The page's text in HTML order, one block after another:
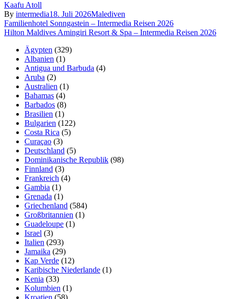
Kaafu Atoll
By intermedia18. Juli 2026Malediven
Beitragsnavigation
Familienhotel Sonngastein – Intermedia Reisen 2026
Hilton Maldives Amingiri Resort & Spa – Intermedia Reisen 2026
Ägypten (329)
Albanien (1)
Antigua und Barbuda (4)
Aruba (2)
Australien (1)
Bahamas (4)
Barbados (8)
Brasilien (1)
Bulgarien (122)
Costa Rica (5)
Curaçao (3)
Deutschland (5)
Dominikanische Republik (98)
Finnland (3)
Frankreich (4)
Gambia (1)
Grenada (1)
Griechenland (584)
Großbritannien (1)
Guadeloupe (1)
Israel (3)
Italien (293)
Jamaika (29)
Kap Verde (12)
Karibische Niederlande (1)
Kenia (33)
Kolumbien (1)